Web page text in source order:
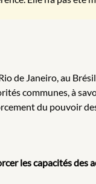
de Janeiro, au
communes, à
du pouvoir
les capacités